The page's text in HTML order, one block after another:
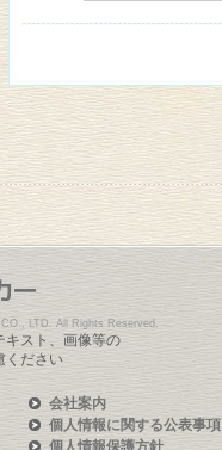
LTD. All Rights Reserved.
キスト、画像等の
ください
会社案内
個人情報に関する公表事項
個人情報保護方針